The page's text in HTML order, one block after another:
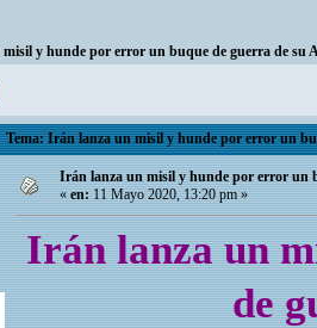
y hunde por error un buque de guerra de su
Tema: Irán lanza un misil y hunde por error un
Irán lanza un misil y hunde por error un
«en:11 Mayo 2020, 13:20 pm »
Irán lanza un
de